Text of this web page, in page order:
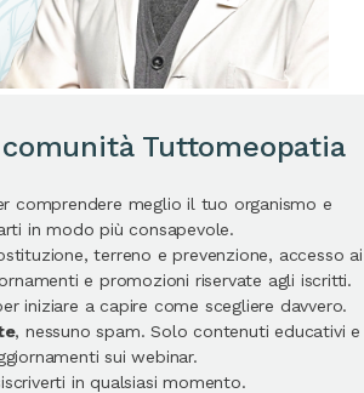
Tuttomeopatia
comprendere meglio il tuo organismo e
in modo più consapevole.
terreno e prevenzione, accesso ai
e promozioni riservate agli iscritti.
iniziare a capire come scegliere davvero.
, nessuno spam. Solo contenuti educativi e
sui webinar.
in qualsiasi momento.